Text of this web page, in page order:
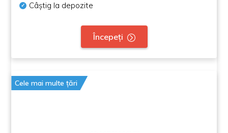
Câștig la depozite
Începeți
Cele mai multe țări